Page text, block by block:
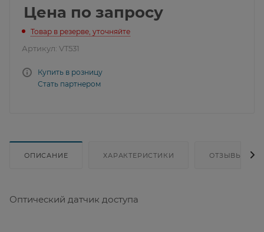
Цена по запросу
Товар в резерве, уточняйте
Артикул: VT531
Купить в розницу
Стать партнером
ОПИСАНИЕ ХАРАКТЕРИСТИКИ ОТЗЫВЫ
Оптический датчик доступа